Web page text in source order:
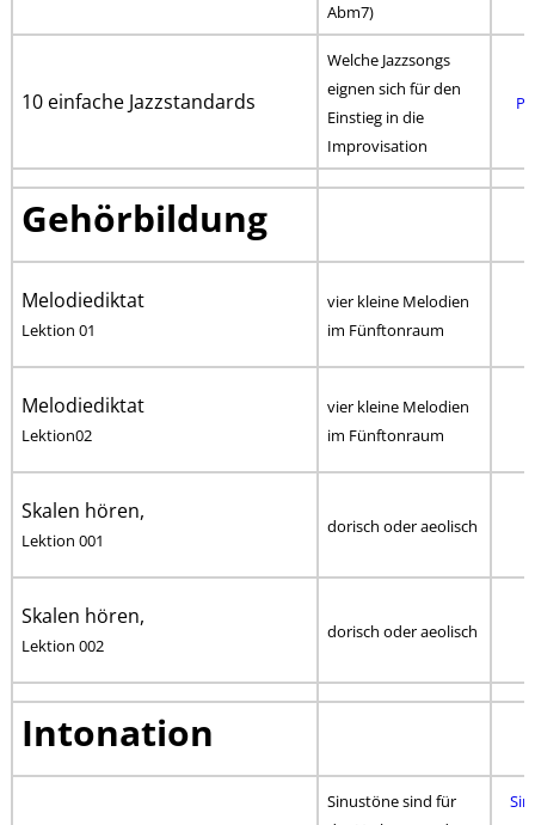
Abm7)
10 einfache Jazzstandards
Welche Jazzsongs
eignen sich für den
Einstieg in die
Improvisation
Gehörbildung
Melodiediktat
Lektion 01
vier kleine Melodien
im Fünftonraum
Melodiediktat
Lektion02
vier kleine Melodien
im Fünftonraum
Skalen hören,
Lektion 001
dorisch oder aeolisch
Skalen hören,
Lektion 002
dorisch oder aeolisch
Intonation
Sinustöne sind für